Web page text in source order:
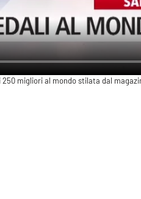
migliori al mondo stilata dal